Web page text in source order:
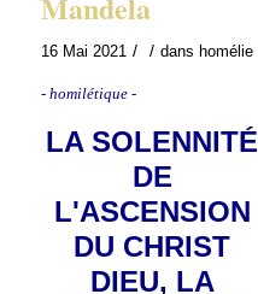
16 Mai 2021 / / dans homélie
- homilétique -
LA SOLENNITÉ
DE
L'ASCENSION
DU CHRIST
DIEU, LA